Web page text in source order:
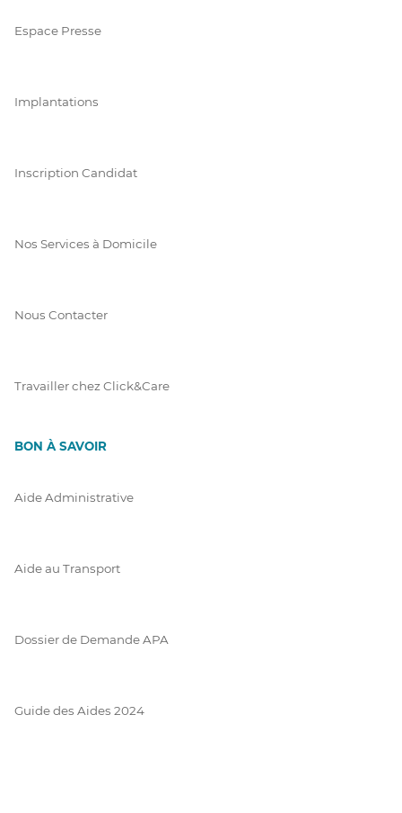
Espace Presse
Implantations
Inscription Candidat
Nos Services à Domicile
Nous Contacter
Travailler chez Click&Care
BON À SAVOIR
Aide Administrative
Aide au Transport
Dossier de Demande APA
Guide des Aides 2024